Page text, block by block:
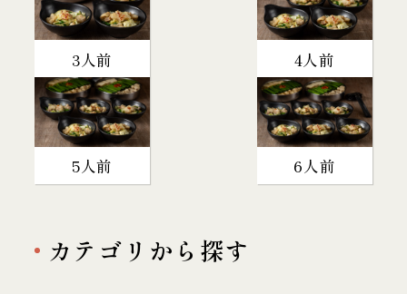
3人前 4人前
5人前 6人前
カテゴリから探す